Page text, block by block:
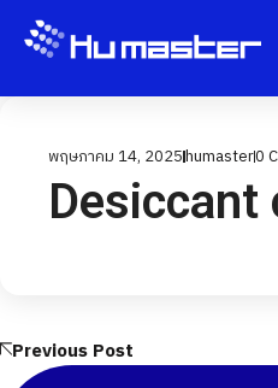
พฤษภาคม 14, 2025humaster0
Previous Post